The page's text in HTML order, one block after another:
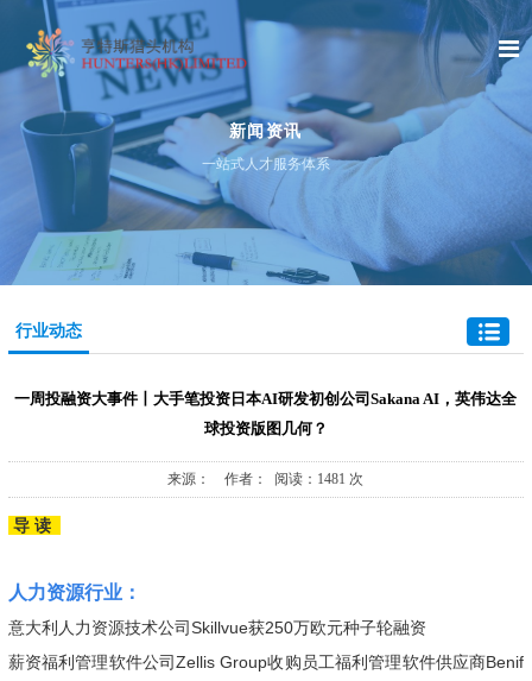
新闻资讯
一站式人才服务体系
行业动态
一周投融资大事件丨大手笔投资日本AI研发初创公司Sakana AI，英伟达全
球投资版图几何？
来源： 作者： 阅读：1481 次
导 读
人力资源行业：
意大利人力资源技术公司Skillvue获250万欧元种子轮融资
薪资福利管理软件公司Zellis Group收购员工福利管理软件供应商Benif